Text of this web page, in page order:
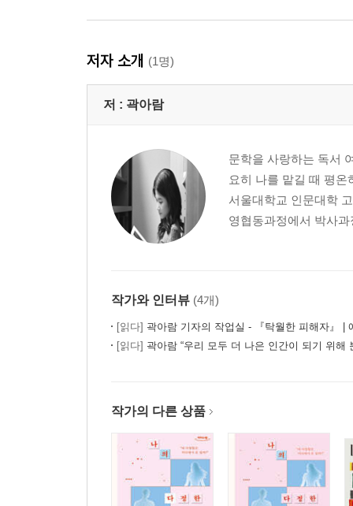
저자 소개 (1명)
저 : 곽아람
문학을 사랑하는 독서
요히 나를 맡길 때 평
서울대학교 인문대학
영협동과정에서 박사
작가와 인터뷰 (4개)
[읽다] 곽아람 기자의 작업실 - 『탁월한 피해자』 |
[읽다] 곽아람 “우리 모두 더 나은 인간이 되기 위해
작가의 다른 상품